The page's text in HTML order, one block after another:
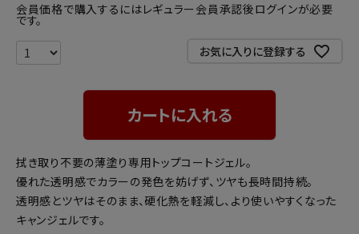
会員価格で購入するにはレギュラー会員承認後ログインが必要
です。
お気に入りに登録する
カートに入れる
拭き取り不要の薄塗り専用トップコートジェル。
優れた透明感でカラーの発色を妨げず、ツヤも長時間持続。
透明感とツヤはそのまま、硬化熱を軽減し、より使いやすくなった
キャンジェルです。